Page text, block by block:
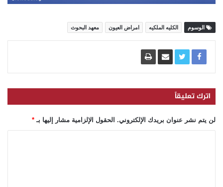
الوسوم الكليه الملكيه امراض العيون معهد البحوث
اترك تعليقاً
لن يتم نشر عنوان بريدك الإلكتروني. الحقول الإلزامية مشار إليها بـ *